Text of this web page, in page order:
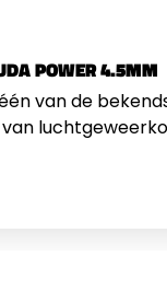
POWER 4.5MM
van de
Field